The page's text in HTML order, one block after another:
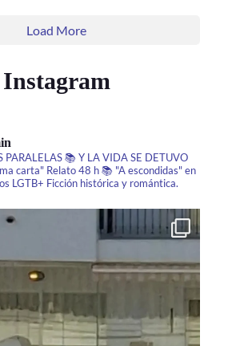
Load More
Instagram
PARALELAS📚 Y LA VIDA SE DETUVO
carta" Relato 48 h📚 "A escondidas" en
LGTB+ Ficción histórica y romántica.